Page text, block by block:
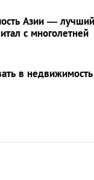
Азии — лучший
с многолетней
в недвижимость